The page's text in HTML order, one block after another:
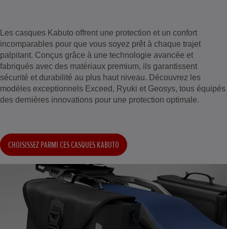
Les casques Kabuto offrent une protection et un confort
incomparables pour que vous soyez prêt à chaque trajet
palpitant. Conçus grâce à une technologie avancée et
fabriqués avec des matériaux premium, ils garantissent
sécurité et durabilité au plus haut niveau. Découvrez les
modèles exceptionnels Exceed, Ryuki et Geosys, tous équipés
des dernières innovations pour une protection optimale.
CHOISISSEZ PARMI CES CASQUES KABUTO